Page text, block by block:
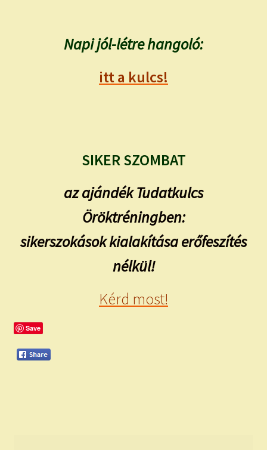
Napi jól-létre hangoló:
itt a kulcs!
SIKER SZOMBAT
az ajándék Tudatkulcs
Öröktréningben:
sikerszokások kialakítása erőfeszítés
nélkül!
Kérd most!
Save